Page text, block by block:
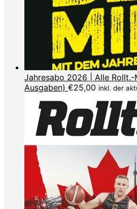
Jahresabo 2026 | Alle
Ausgaben) €25,00 inkl. der